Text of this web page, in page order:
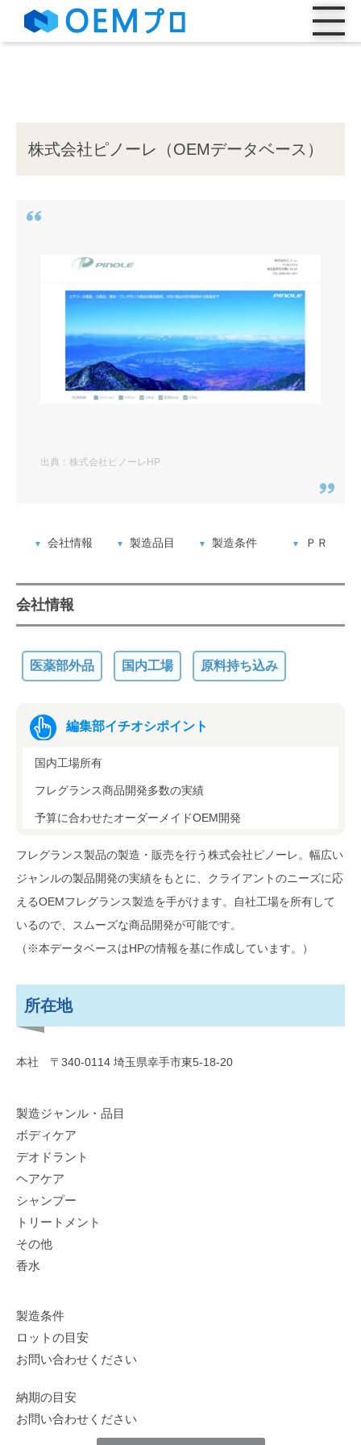
株式会社ピノーレ（OEMデータベース）
出典：株式会社ピノーレHP
会社情報 製造品目 製造条件 ＰＲ
会社情報
医薬部外品 国内工場 原料持ち込み
編集部イチオシポイント
国内工場所有
フレグランス商品開発多数の実績
予算に合わせたオーダーメイドOEM開発
フレグランス製品の製造・販売を行う株式会社ピノーレ。幅広い
ジャンルの製品開発の実績をもとに、クライアントのニーズに応
えるOEMフレグランス製造を手がけます。自社工場を所有して
いるので、スムーズな商品開発が可能です。
（※本データベースはHPの情報を基に作成しています。）
所在地
本社 〒340-0114 埼玉県幸手市東5-18-20
製造ジャンル・品目
ボディケア
デオドラント
ヘアケア
シャンプー
トリートメント
その他
香水
製造条件
ロットの目安
お問い合わせください
納期の目安
お問い合わせください